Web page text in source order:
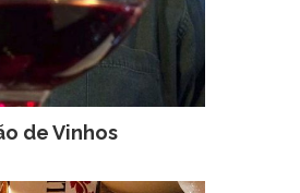
DA
VÍCOLA
DEGUSTAÇÃO DE
de Vinhos